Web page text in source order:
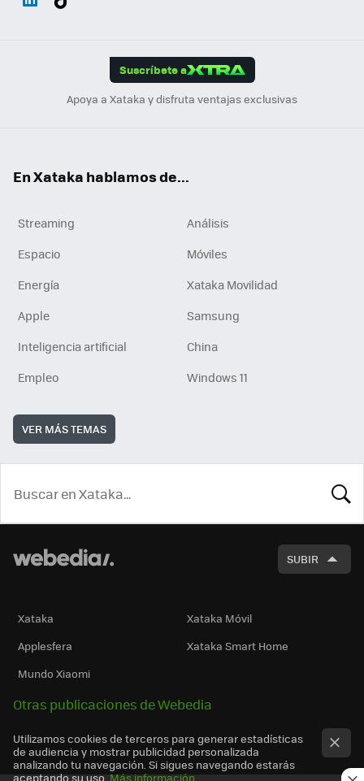
Suscríbete a
Apoya a Xataka y disfruta ventajas exclusivas
En Xataka hablamos de...
Streaming
Análisis
Espacio
Móviles
Energía
Xataka Movilidad
Apple
Samsung
Inteligencia artificial
China
Empleo
Windows 11
VER MÁS TEMAS
SUBIR
Xataka
Xataka Móvil
Applesfera
Xataka Smart Home
Mundo Xiaomi
Otras publicaciones de Webedia
Utilizamos cookies de terceros para generar estadísticas
de audiencia y mostrar publicidad personalizada
analizando tu navegación. Si sigues navegando estarás
aceptando su uso. Más información